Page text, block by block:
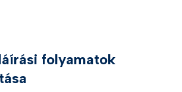
folyamatok